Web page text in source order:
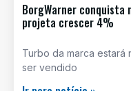
BorgWarner conquista
projeta crescer 4%
Turbo da marca
ser vendido